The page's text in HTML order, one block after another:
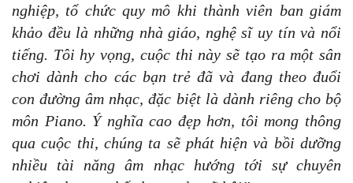
nghiệp, tổ chức quy mô khi thành viên ban giám
khảo đều là những nhà giáo, nghệ sĩ uy tín và nổi
tiếng. Tôi hy vọng, cuộc thi này sẽ tạo ra một sân
chơi dành cho các bạn trẻ đã và đang theo đuổi
con đường âm nhạc, đặc biệt là dành riêng cho bộ
môn Piano. Ý nghĩa cao đẹp hơn, tôi mong thông
qua cuộc thi, chúng ta sẽ phát hiện và bồi dưỡng
nhiều tài năng âm nhạc hướng tới sự chuyên